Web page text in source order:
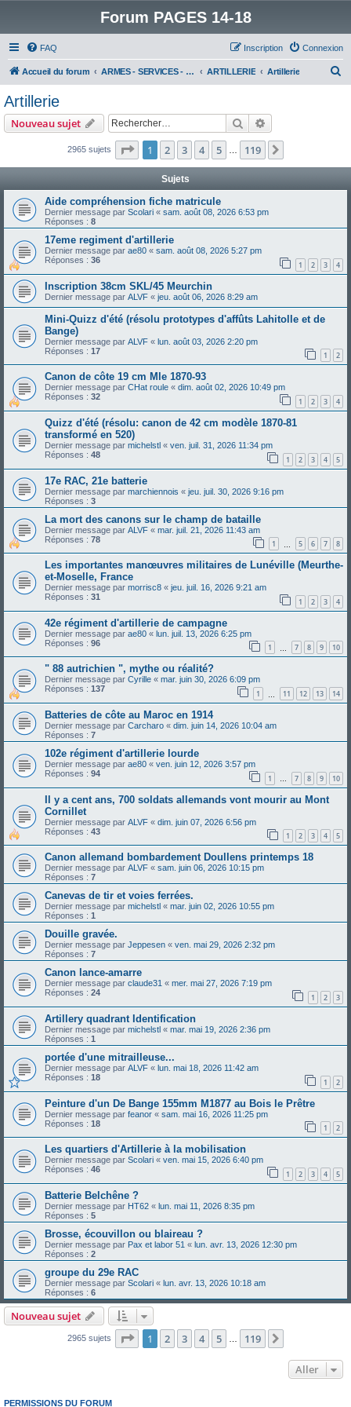
Forum PAGES 14-18
FAQ Connexion
Inscription
Accueil du forum ARMES - SERVICES - UNITES : historiques & discussions ARTILLERIE Artillerie
Artillerie
Nouveau sujet Rechercher
2965 sujets Page 1sur119
1 2 3 4 5 119
Sujets
Aide compréhension fiche matricule
Dernier message par Scolari « sam. août 08, 2026 6:53 pm
Réponses : 8
17eme regiment d'artillerie
Dernier message par ae80 « sam. août 08, 2026 5:27 pm
Réponses : 36 1 2 3 4
Inscription 38cm SKL/45 Meurchin
Dernier message par ALVF « jeu. août 06, 2026 8:29 am
Mini-Quizz d'été (résolu prototypes d'affûts Lahitolle et de
Bange)
Dernier message par ALVF « lun. août 03, 2026 2:20 pm
Réponses : 17 1 2
Canon de côte 19 cm Mle 1870-93
Dernier message par CHat roule « dim. août 02, 2026 10:49 pm
Réponses : 32 1 2 3 4
Quizz d'été (résolu: canon de 42 cm modèle 1870-81
transformé en 520)
Dernier message par michelstl « ven. juil. 31, 2026 11:34 pm
Réponses : 48 1 2 3 4 5
17e RAC, 21e batterie
Dernier message par marchiennois « jeu. juil. 30, 2026 9:16 pm
Réponses : 3
La mort des canons sur le champ de bataille
Dernier message par ALVF « mar. juil. 21, 2026 11:43 am
Réponses : 78 1 5 6 7 8
Les importantes manœuvres militaires de Lunéville (Meurthe-
et-Moselle, France
Dernier message par morrisc8 « jeu. juil. 16, 2026 9:21 am
Réponses : 31 1 2 3 4
42e régiment d'artillerie de campagne
Dernier message par ae80 « lun. juil. 13, 2026 6:25 pm
Réponses : 96 1 7 8 9 10
" 88 autrichien ", mythe ou réalité?
Dernier message par Cyrille « mar. juin 30, 2026 6:09 pm
Réponses : 137 1 11 12 13 14
Batteries de côte au Maroc en 1914
Dernier message par Carcharo « dim. juin 14, 2026 10:04 am
Réponses : 7
102e régiment d'artillerie lourde
Dernier message par ae80 « ven. juin 12, 2026 3:57 pm
Réponses : 94 1 … 7 8 9 10
Il y a cent ans, 700 soldats allemands vont mourir au Mont
Cornillet
Dernier message par ALVF « dim. juin 07, 2026 6:56 pm
Réponses : 43 1 2 3 4 5
Canon allemand bombardement Doullens printemps 18
Dernier message par ALVF « sam. juin 06, 2026 10:15 pm
Réponses : 7
Canevas de tir et voies ferrées.
Dernier message par michelstl « mar. juin 02, 2026 10:55 pm
Réponses : 1
Douille gravée.
Dernier message par Jeppesen « ven. mai 29, 2026 2:32 pm
Réponses : 7
Canon lance-amarre
Dernier message par claude31 « mer. mai 27, 2026 7:19 pm
Réponses : 24 1 2 3
Artillery quadrant Identification
Dernier message par michelstl « mar. mai 19, 2026 2:36 pm
Réponses : 1
portée d'une mitrailleuse...
Dernier message par ALVF « lun. mai 18, 2026 11:42 am
Réponses : 18 1 2
Peinture d'un De Bange 155mm M1877 au Bois le Prêtre
Dernier message par feanor « sam. mai 16, 2026 11:25 pm
Réponses : 18 1 2
Les quartiers d'Artillerie à la mobilisation
Dernier message par Scolari « ven. mai 15, 2026 6:40 pm
Réponses : 46 1 2 3 4 5
Batterie Belchêne ?
Dernier message par HT62 « lun. mai 11, 2026 8:35 pm
Réponses : 5
Brosse, écouvillon ou blaireau ?
Dernier message par Pax et labor 51 « lun. avr. 13, 2026 12:30 pm
Réponses : 2
groupe du 29e RAC
Dernier message par Scolari « lun. avr. 13, 2026 10:18 am
Réponses : 6
Nouveau sujet
2965 sujets Page 1sur119
1 2 3 4 5 119
Aller
PERMISSIONS DU FORUM